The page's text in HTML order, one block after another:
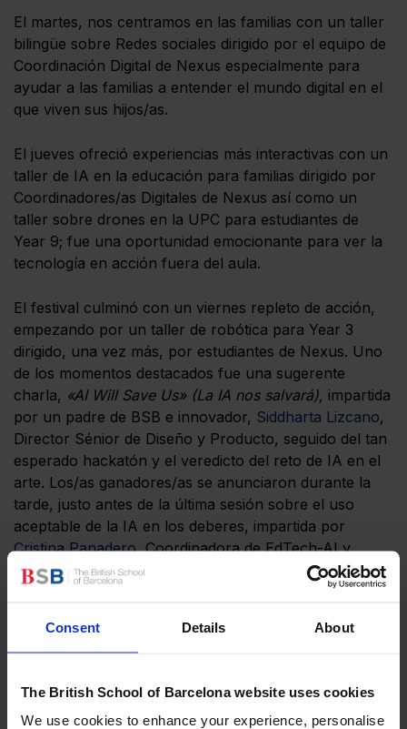
Consent Details About
The British School of Barcelona website uses cookies
We use cookies to enhance your experience, personalise
El martes, nos centramos en las familias con un taller
bilingüe sobre Redes sociales dirigido por el equipo de
Coordinación Digital de Nexus especialmente para
ayudar a las familias a entender el mundo digital en el
que viven sus hijos/as.
El jueves ofreció experiencias más interactivas con un
taller de IA en la educación para familias dirigido por
Coordinadores/as Digitales de Nexus así como un
taller sobre drones en la UPC para estudiantes de
Year 9; fue una oportunidad emocionante para ver la
tecnología en acción fuera del aula.
El festival culminó con un viernes repleto de acción,
empezando por un taller de robótica para Year 3
dirigido, una vez más, por estudiantes de Nexus. Uno
de los momentos destacados fue una sugerente
charla, «AI Will Save Us» (La IA nos salvará), impartida
por un padre de BSB e innovador, Siddharta Lizcano,
Director Sénior de Diseño y Producto, seguido del tan
esperado hackatón y el veredicto del reto de IA en el
arte. Los/as ganadores/as se anunciaron durante la
tarde, justo antes de la última sesión sobre el uso
aceptable de la IA en los deberes, impartida por
Cristina Panadero, Coordinadora de EdTech-AI y
Examinadora de IB, y Maria Kovac, Coordinadora de
Esta semana destacó la creatividad, la curiosidad y el
liderazgo digital del alumnado de BSB, a la vez que
la tecnología en la educación.